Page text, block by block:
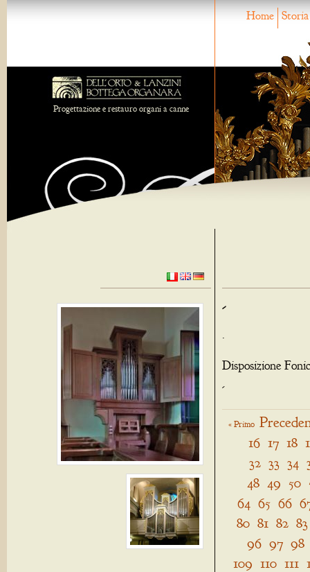
Home Storia
Progettazione e restauro organi a canne
-
.
Disposizione
-
« Primo
16 17 18
32 33 34
48 49 50
64 65 66
80 81 82 83
96 97 98
109 110 111